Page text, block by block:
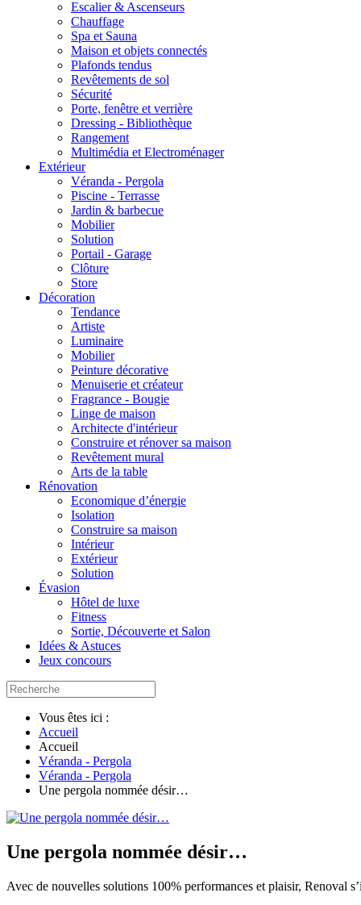
Escalier & Ascenseurs
Chauffage
Spa et Sauna
Maison et objets connectés
Plafonds tendus
Revêtements de sol
Sécurité
Porte, fenêtre et verrière
Dressing - Bibliothèque
Rangement
Multimédia et Electroménager
Extérieur
Véranda - Pergola
Piscine - Terrasse
Jardin & barbecue
Mobilier
Solution
Portail - Garage
Clôture
Store
Décoration
Tendance
Artiste
Luminaire
Mobilier
Peinture décorative
Menuiserie et créateur
Fragrance - Bougie
Linge de maison
Architecte d'intérieur
Construire et rénover sa maison
Revêtement mural
Arts de la table
Rénovation
Economique d’énergie
Isolation
Construire sa maison
Intérieur
Extérieur
Solution
Évasion
Hôtel de luxe
Fitness
Sortie, Découverte et Salon
Idées & Astuces
Jeux concours
Vous êtes ici :
Accueil
Accueil
Véranda - Pergola
Véranda - Pergola
Une pergola nommée désir…
Une pergola nommée désir…
Avec de nouvelles solutions 100% performances et plaisir, Renoval